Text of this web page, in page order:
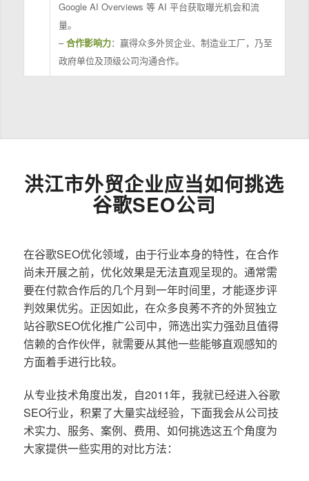
Google AI Overviews 等 AI 平台获取曝光机会和流
量。
–合作影响力：赢得众多外贸企业、制造业工厂，乃至
政府单位及顶级公司沟通合作。
洪江市外贸企业应当如何挑选
谷歌SEO公司
在谷歌SEO优化领域，由于行业本身的特性，在合作
尚未开展之前，优化效果是无法直观呈现的。通常需
要在付款合作后的几个月到一年时间里，才能逐步评
判效果优劣。正因如此，在众多良莠不齐的外贸独立
站谷歌SEO优化推广公司中，筛选出实力强劲且值得
信赖的合作伙伴，就需要从其他一些能够直观感知的
方面着手进行比较。
从专业技术角度出发，自2011年，我就已经进入谷歌
SEO行业，积累了大量实战经验，下面我会从公司技
术实力、服务、案例、费用、如何挑选这五个角度为
大家提供一些实用的对比方法：